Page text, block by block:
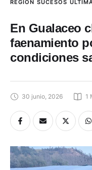
REGIÓN SUCESOS
En Gualaceo
faenamiento
condiciones
30 junio, 2026 1